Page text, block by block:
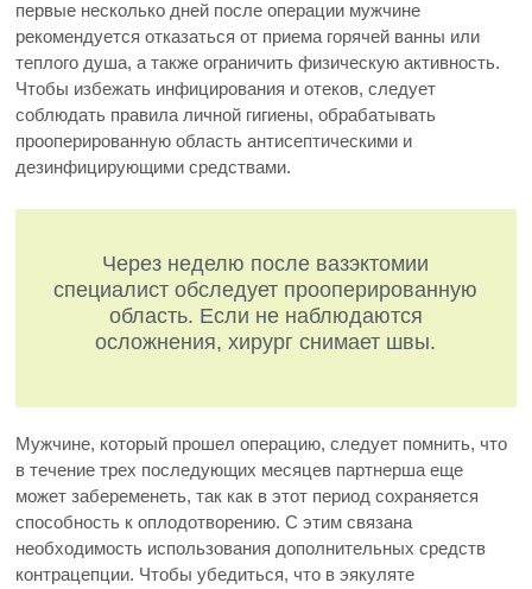
первые несколько дней после операции мужчине
рекомендуется отказаться от приема горячей ванны или
теплого душа, а также ограничить физическую активность.
Чтобы избежать инфицирования и отеков, следует
соблюдать правила личной гигиены, обрабатывать
прооперированную область антисептическими и
дезинфицирующими средствами.
Через неделю после вазэктомии
специалист обследует прооперированную
область. Если не наблюдаются
осложнения, хирург снимает швы.
Мужчине, который прошел операцию, следует помнить, что
в течение трех последующих месяцев партнерша еще
может забеременеть, так как в этот период сохраняется
способность к оплодотворению. С этим связана
необходимость использования дополнительных средств
контрацепции. Чтобы убедиться, что в эякуляте